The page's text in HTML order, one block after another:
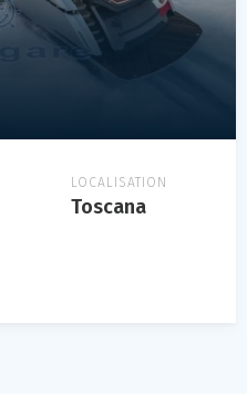
LOCALISATION
Toscana